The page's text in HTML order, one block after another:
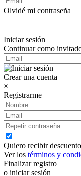
Olvidé mi contraseña
Iniciar sesión
Continuar como
Crear una cuenta
×
Registrarme
Quiero recibir
Ver los términos y
Finalizar registro
o iniciar sesión